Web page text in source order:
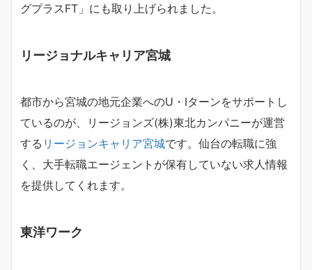
グプラスFT」にも取り上げられました。
リージョナルキャリア宮城
都市から宮城の地元企業へのU・Iターンをサポートし
ているのが、リージョンズ(株)東北カンパニーが運営
する リージョンキャリア宮城です。仙台の転職に強
く、大手転職エージェントが保有していない求人情報
を提供してくれます。
東洋ワーク